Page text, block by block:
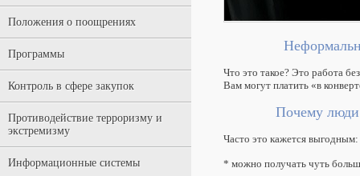
Положения о поощрениях
Программы
Контроль в сфере закупок
Противодействие терроризму и
экстремизму
Информационные системы
Что это такое? Это работа
Вам могут платить «в
Почему люди
Часто это кажется выгодным:
* можно получать чуть